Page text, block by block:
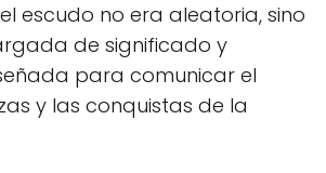
escudo no era aleatoria, sino
de significado y
para comunicar el
y las conquistas de la